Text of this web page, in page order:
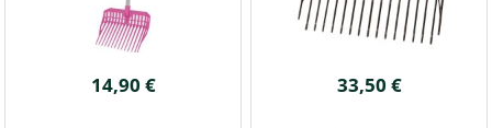
14,90 € 33,50 €